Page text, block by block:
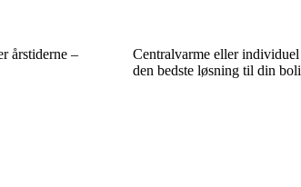
årstiderne –
Centralvarme eller
den bedste løsning til din